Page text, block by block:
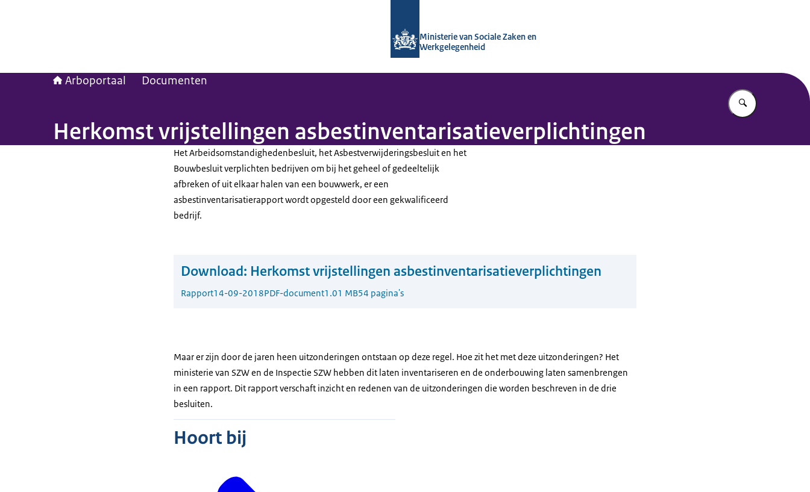
Ministerie van Sociale Zaken en
Werkgelegenheid
Arboportaal Documenten
Vul in wat u
Herkomst vrijstellingen asbestinventarisatieverplichtingen
Het Arbeidsomstandighedenbesluit, het Asbestverwijderingsbesluit en het
Bouwbesluit verplichten bedrijven om bij het geheel of gedeeltelijk
afbreken of uit elkaar halen van een bouwwerk, er een
asbestinventarisatierapport wordt opgesteld door een gekwalificeerd
bedrijf.
Download: Herkomst vrijstellingen asbestinventarisatieverplichtingen
Rapport14-09-2018PDF-document1.01 MB54 pagina's
Maar er zijn door de jaren heen uitzonderingen ontstaan op deze regel. Hoe zit het met deze uitzonderingen? Het
ministerie van SZW en de Inspectie SZW hebben dit laten inventariseren en de onderbouwing laten samenbrengen
in een rapport. Dit rapport verschaft inzicht en redenen van de uitzonderingen die worden beschreven in de drie
besluiten.
Hoort bij